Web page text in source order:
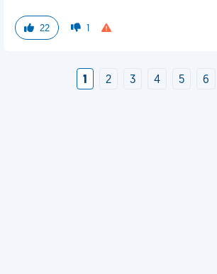
22 1
1 2 3 4 5 6